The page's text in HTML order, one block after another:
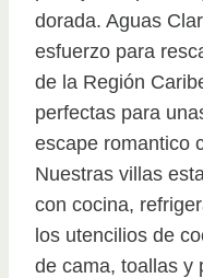
dorada. Aguas
esfuerzo para
de la Región
perfectas para
escape romantico
Nuestras villas
con cocina,
los utencilios de
de cama, toallas y